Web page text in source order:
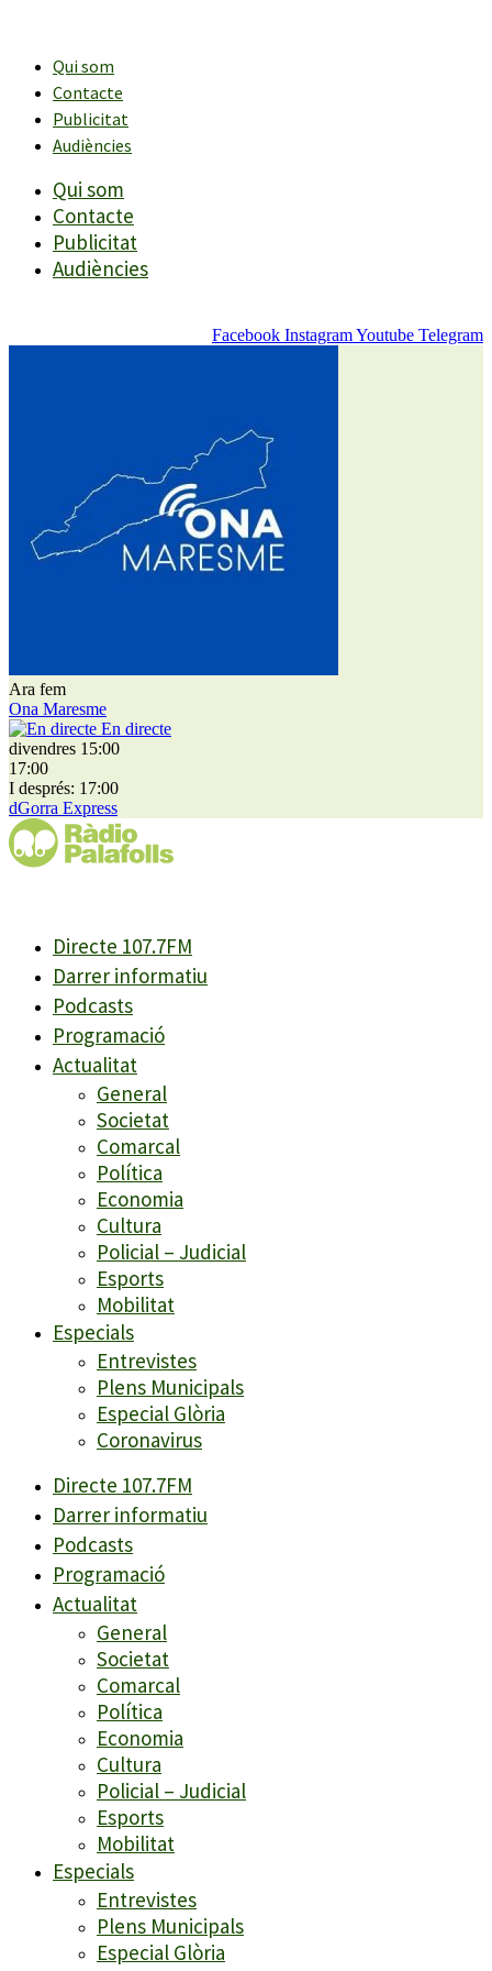
contingutQui som
Contacte
Publicitat
Audiències
Qui som
Contacte
Publicitat
Audiències
Facebook InstagramYoutube Telegram
Ara fem
Ona Maresme
En directe
divendres 15:00
17:00
I després: 17:00
dGorra Express
Directe 107.7FM
Darrer informatiu
Podcasts
Programació
Actualitat
General
Societat
Comarcal
Política
Economia
Cultura
Policial – Judicial
Esports
Mobilitat
Especials
Entrevistes
Plens Municipals
Especial Glòria
Coronavirus
Directe 107.7FM
Darrer informatiu
Podcasts
Programació
Actualitat
General
Societat
Comarcal
Política
Economia
Cultura
Policial – Judicial
Esports
Mobilitat
Especials
Entrevistes
Plens Municipals
Especial Glòria